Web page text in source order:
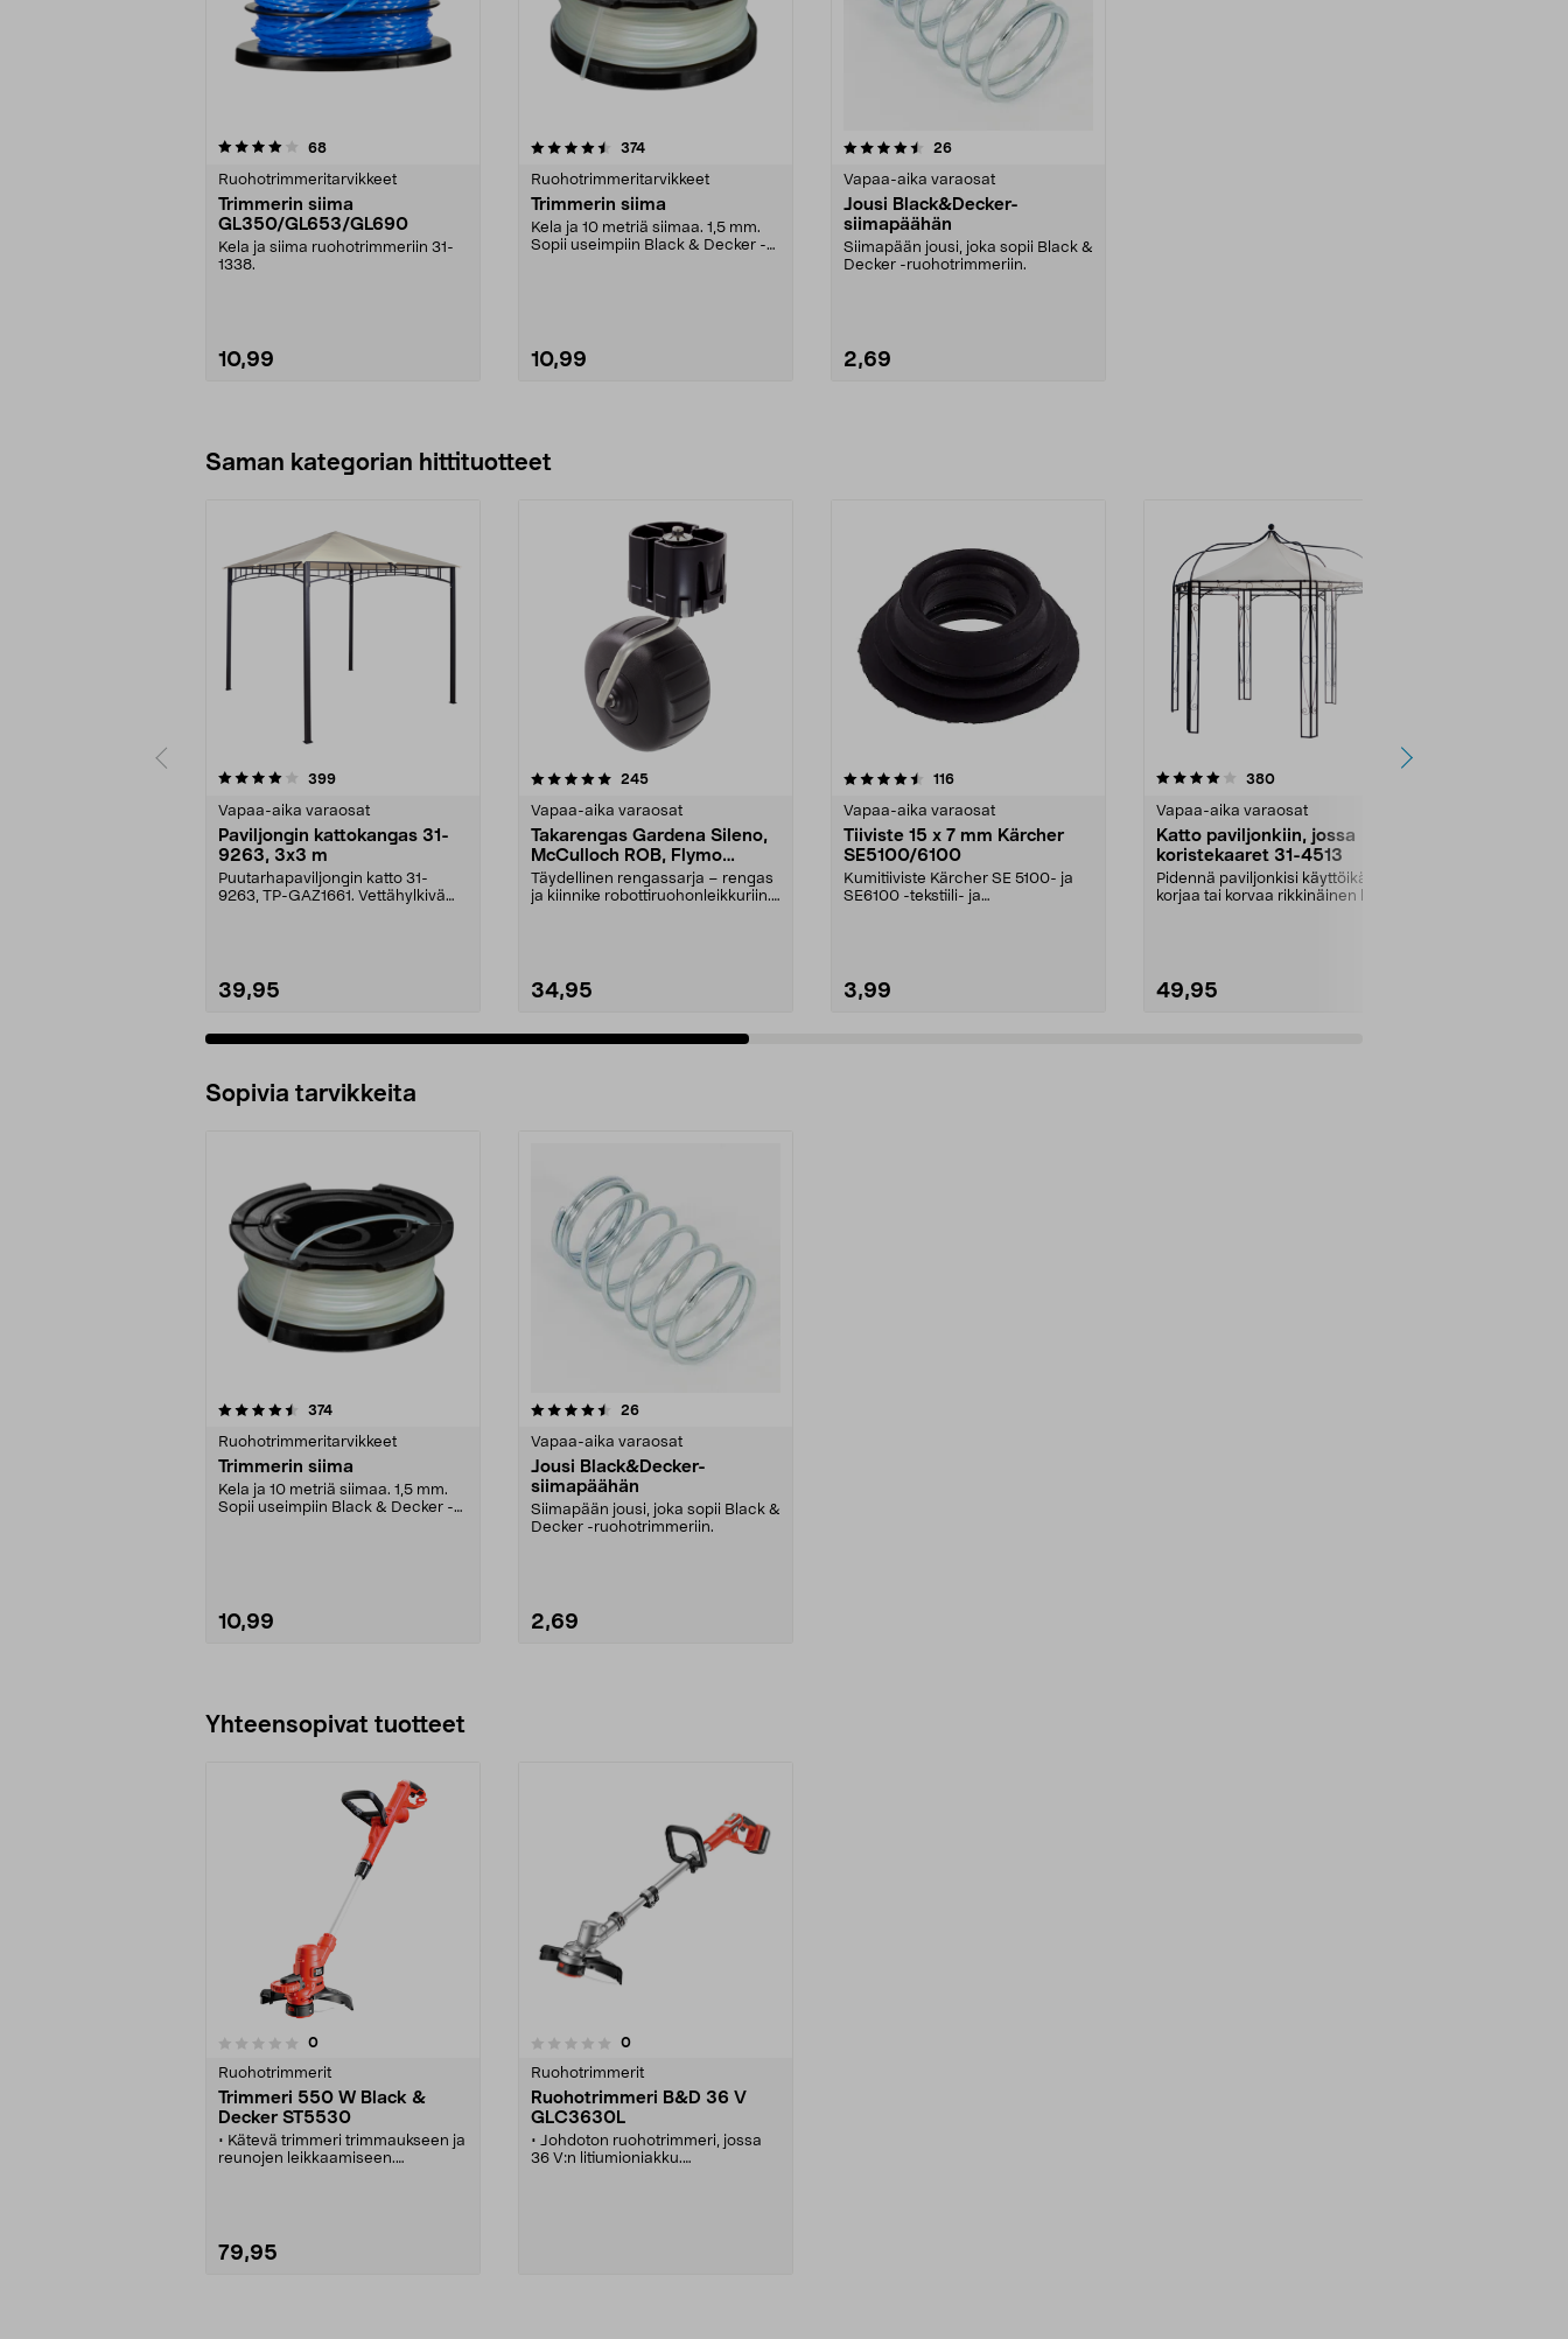
68arvostelut
Ruohotrimmeritarvikkeet
Trimmerin siima
GL350/GL653/GL690
Kela ja siima ruohotrimmeriin 31-
1338.
10,99
4.5viidestä
374arvostelut
Ruohotrimmeritarvikkeet
Trimmerin siima
Kela ja 10 metriä siimaa. 1,5 mm.
Sopii useimpiin Black & Decker -
10,99
4.5viidestä
26arvostelut
Vapaa-aika varaosat
Jousi Black&Decker-
siimapäähän
Siimapään jousi, joka sopii Black &
Decker -ruohotrimmeriin.
2,69
Saman kategorian hittituotteet
399arvostelut
Vapaa-aika varaosat
Paviljongin kattokangas 31-
9263, 3x3 m
Puutarhapaviljongin katto 31-
9263, TP-GAZ1661. Vettähylkivä
39,95
5.0 viidestä
245arvostelut
Vapaa-aika varaosat
Takarengas Gardena Sileno,
McCulloch ROB, Flymo
Easilife
Täydellinen rengassarja – rengas
ja kiinnike robottiruohonleikkuriin.
34,95
4.5 viidestä
116arvostelut
Vapaa-aika varaosat
Tiiviste 15 x 7 mm Kärcher
SE5100/6100
Kumitiiviste Kärcher SE 5100- ja
SE6100 -tekstiili- ja
3,99
4.0 viidestä
380arvostelut
Vapaa-aika varaosat
Katto paviljonkiin, jossa
koristekaaret 31-4513
Pidennä paviljonkisi käyttöikää –
korjaa tai korvaa rikkinäinen katto.
49,95
4.5 viidestä
Sopivia tarvikkeita
374arvostelut
Ruohotrimmeritarvikkeet
Trimmerin siima
Kela ja 10 metriä siimaa. 1,5 mm.
Sopii useimpiin Black & Decker -
10,99
4.5viidestä
26arvostelut
Vapaa-aika varaosat
Jousi Black&Decker-
siimapäähän
Siimapään jousi, joka sopii Black &
Decker -ruohotrimmeriin.
2,69
Yhteensopivat tuotteet
0arvostelut
Ruohotrimmerit
Trimmeri 550 W Black &
Decker ST5530
• Kätevä trimmeri trimmaukseen ja
reunojen leikkaamiseen.
hallittavuutta ja tarkkuutta.
• Reunaohjain takaa täydelliset
79,95
0.0 viidestä
0arvostelut
Ruohotrimmerit
Ruohotrimmeri B&D 36 V
GLC3630L
• Johdoton ruohotrimmeri, jossa
36 V:n litiumioniakku.